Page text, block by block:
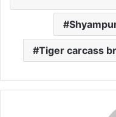
Tiger carcass